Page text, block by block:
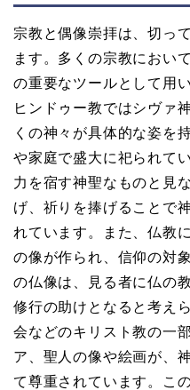
宗教と偶像崇拝は、切っ
ます。多くの宗教におい
の重要なツールとして用
ヒンドゥー教ではシヴァ
くの神々が具体的な姿を
や家庭で盛大に祀られて
力を宿す神聖なものと見
げ、祈りを捧げることで
れています。また、仏教
の像が作られ、信仰の対
の仏像は、見る者に仏の
修行の助けとなると考え
会などのキリスト教の一
ア、聖人の像や絵画が、
て尊重されています。こ